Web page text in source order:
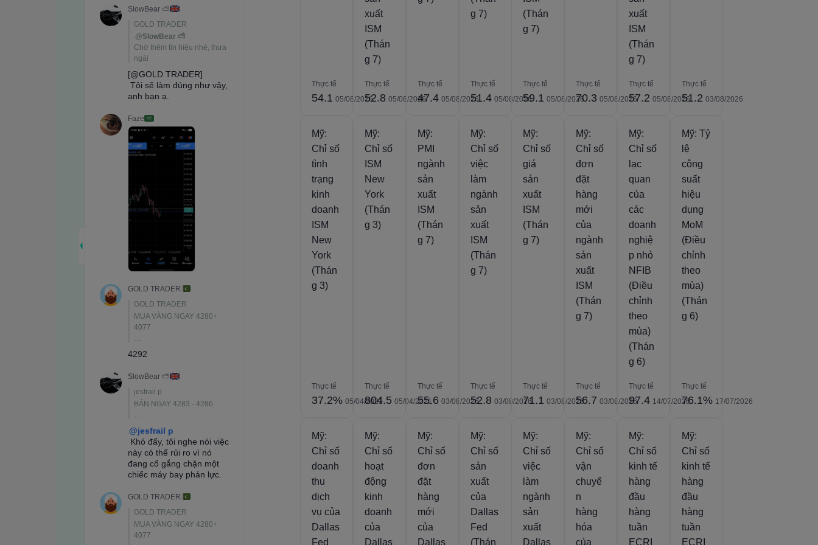
Thực tế
54.1 05/08/2026
xuất
ISM
(Thán
g 7)
Thực tế
52.8 05/08/2026
Thực tế
47.4 05/08/2026
g 7)
Thực tế
51.4 05/08/2026
(Thán
g 7)
Thực tế
59.1 05/08/2026
Thực tế
70.3 05/08/2026
xuất
ISM
(Thán
g 7)
Thực tế
57.2 05/08/2026
Thực tế
51.2 03/08/2026
Mỹ:
Chỉ số
tình
trạng
kinh
doanh
ISM
New
York
(Thán
g 3)
Thực tế
37.2% 05/04/2021
Mỹ:
Chỉ số
ISM
New
York
(Thán
g 3)
Thực tế
804.5 05/04/2021
Mỹ:
PMI
ngành
sản
xuất
ISM
(Thán
g 7)
Thực tế
55.6 03/08/2026
Mỹ:
Chỉ số
việc
làm
ngành
sản
xuất
ISM
(Thán
g 7)
Thực tế
52.8 03/08/2026
Mỹ:
Chỉ số
giá
sản
xuất
ISM
(Thán
g 7)
Thực tế
71.1 03/08/2026
Mỹ:
Chỉ số
đơn
đặt
hàng
mới
của
ngành
sản
xuất
ISM
(Thán
g 7)
Thực tế
56.7 03/08/2026
Mỹ:
Chỉ số
lạc
quan
của
các
doanh
nghiệ
p nhỏ
NFIB
(Điều
chỉnh
theo
mùa)
(Thán
g 6)
Thực tế
97.4 14/07/2026
Mỹ: Tỷ
lệ
công
suất
hiệu
dụng
MoM
(Điều
chỉnh
theo
mùa)
(Thán
g 6)
Thực tế
76.1% 17/07/2026
Mỹ:
Chỉ số
doanh
thu
dịch
vụ của
Dallas
Fed
Mỹ:
Chỉ số
hoạt
động
kinh
doanh
của
Dallas
Mỹ:
Chỉ số
đơn
đặt
hàng
mới
của
Dallas
Mỹ:
Chỉ số
sản
xuất
của
Dallas
Fed
(Thán
Mỹ:
Chỉ số
việc
làm
ngành
sản
xuất
Dallas
Mỹ:
Chỉ số
vận
chuyể
n
hàng
hóa
của
Mỹ:
Chỉ số
kinh tế
hàng
đầu
hàng
tuần
ECRI
Mỹ:
Chỉ số
kinh tế
hàng
đầu
hàng
tuần
ECRI